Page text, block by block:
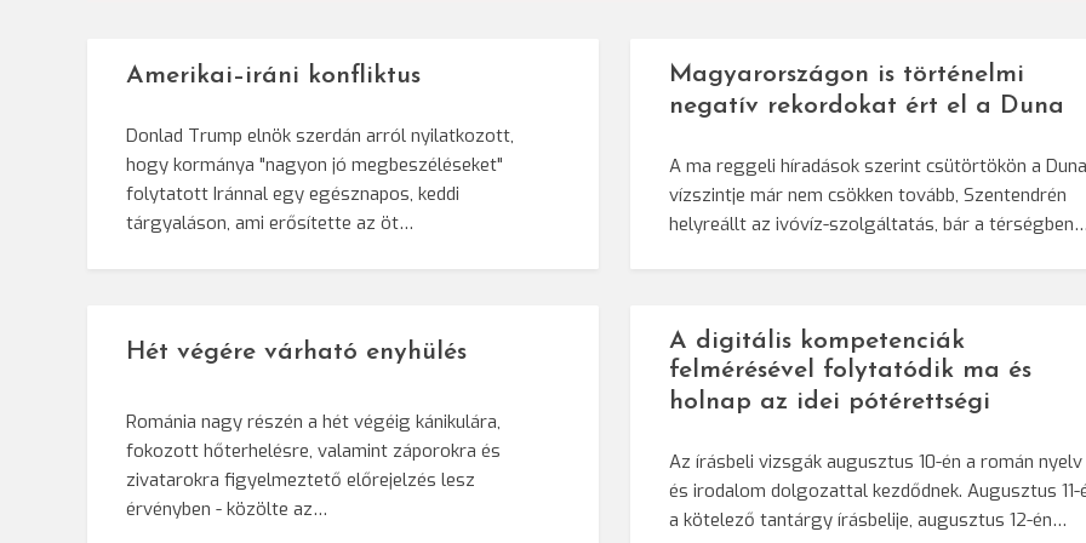
Amerikai–iráni konfliktus
Donlad Trump elnök szerdán arról nyilatkozott,
hogy kormánya "nagyon jó megbeszéléseket"
folytatott Iránnal egy egésznapos, keddi
tárgyaláson, ami erősítette az öt…
Magyarországon is történelmi
negatív rekordokat ért el a Duna
A ma reggeli híradások szerint csütörtökön a Duna
vízszintje már nem csökken tovább, Szentendrén
helyreállt az ivóvíz-szolgáltatás, bár a térségben…
Hét végére várható enyhülés
Románia nagy részén a hét végéig kánikulára,
fokozott hőterhelésre, valamint záporokra és
zivatarokra figyelmeztető előrejelzés lesz
érvényben - közölte az…
A digitális kompetenciák
felmérésével folytatódik ma és
holnap az idei pótérettségi
Az írásbeli vizsgák augusztus 10-én a román nyelv
és irodalom dolgozattal kezdődnek. Augusztus 11-
a kötelező tantárgy írásbelije, augusztus 12-én…